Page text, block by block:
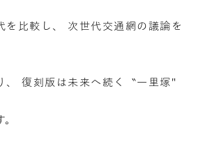
を比較し、 次世代交通網の議論を
、 復刻版は未来へ続く‶一里塚"